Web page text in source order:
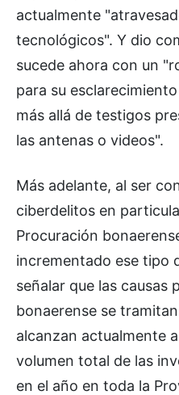
actualmente
tecnológicos". Y dio
sucede ahora con un
para su
más allá de testigos
las antenas o videos".
Más adelante, al ser
ciberdelitos en
Procuración
incrementado ese tipo
señalar que las causas
bonaerense se
alcanzan actualmente
volumen total de las
en el año en toda la